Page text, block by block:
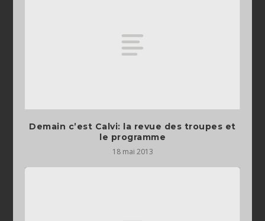
Demain c’est Calvi: la revue des troupes et
le programme
18 mai 2013